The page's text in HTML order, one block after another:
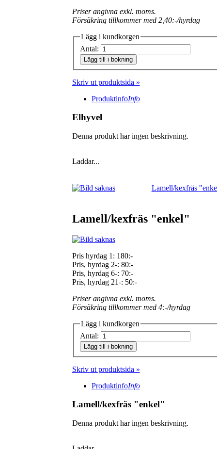
Priser angivna exkl. moms.
Försäkring tillkommer med 2,40:-/hyrdag
Lägg i kundkorgen
Antal:
Lägg till i bokning
Skriv ut produktsida »
ProduktinfoInfo
Elhyvel
Denna produkt har ingen beskrivning.
Laddar...
Lamell/kexfräs
Lamell/kexfräs "enkel"
Pris hyrdag 1: 180:-
Pris, hyrdag 2-: 80:-
Pris, hyrdag 6-: 70:-
Pris, hyrdag 21-: 50:-
Priser angivna exkl. moms.
Försäkring tillkommer med 4:-/hyrdag
Lägg i kundkorgen
Antal:
Lägg till i bokning
Skriv ut produktsida »
ProduktinfoInfo
Lamell/kexfräs "enkel"
Denna produkt har ingen beskrivning.